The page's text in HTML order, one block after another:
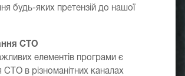
будь-яких претензій до нашої
СТО
елементів програми є
СТО в різноманітних каналах